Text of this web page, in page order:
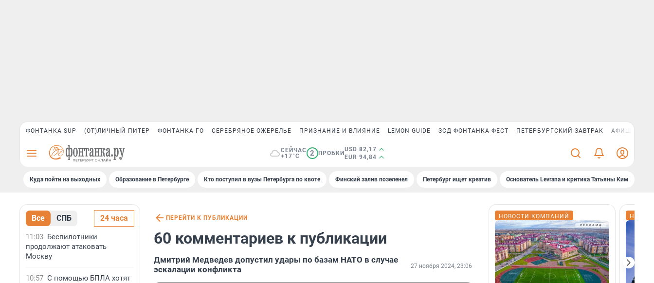
ФОНТАНКА SUP (ОТ)ЛИЧНЫЙ ПИТЕР ФОНТАНКА ГО СЕРЕБРЯНОЕ ОЖЕРЕЛЬЕ ПРИЗНАНИЕ И ВЛИЯНИЕ LEMON GUIDE ЗСД ФОНТАНКА ФЕСТ ПЕТЕРБУРГСКИЙ ЗАВТРАК АФИША PLUS
СЕЙЧАС
+17°C
2 ПРОБКИ
USD 82,17
EUR 94,84
Куда пойти на выходных Образование в Петербурге Кто поступил в вузы Петербурга по квоте Финский залив позеленел Петербург ищет креатив Основатель Levrana и критика Татьяны Ким
Все СПБ 24 часа
11:03 Беспилотники
продолжают атаковать
Москву
10:57 С помощью БПЛА хотят
ПЕРЕЙТИ К ПУБЛИКАЦИИ
60 комментариев к публикации
Дмитрий Медведев допустил удары по базам НАТО в случае
эскалации конфликта
27 ноября 2024, 23:06
НОВОСТИ КОМПАНИЙ